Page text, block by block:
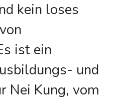
kein loses
ist ein
und
Nei Kung, vom